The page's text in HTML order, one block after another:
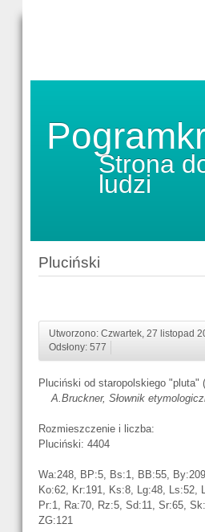
Strona
ludzi
Pluciński
Utworzono: Czwartek, 27 listopad
Odsłony: 577
Pluciński od staropolskiego "pluta"
A.Bruckner, Słownik
Rozmieszczenie i liczba:
Pluciński: 4404
Wa:248, BP:5, Bs:1, BB:55,
Ko:62, Kr:191, Ks:8, Lg:48, Ls:52,
Pr:1, Ra:70, Rz:5, Sd:11, Sr:65,
ZG:121